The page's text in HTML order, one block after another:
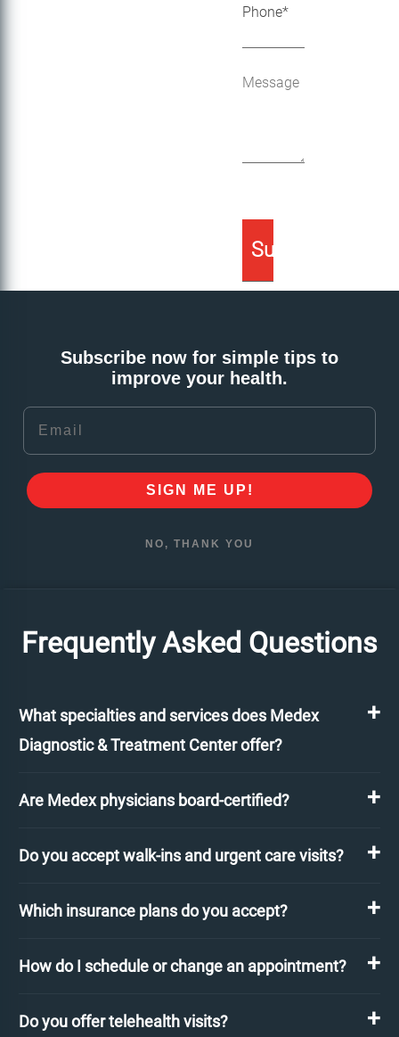
Subscribe now for simple tips to
improve your health.
Email
SIGN ME UP!
NO, THANK YOU
Frequently Asked Questions
What specialties and services does Medex
Diagnostic & Treatment Center offer?
Are Medex physicians board-certified?
Do you accept walk-ins and urgent care visits?
Which insurance plans do you accept?
How do I schedule or change an appointment?
Do you offer telehealth visits?